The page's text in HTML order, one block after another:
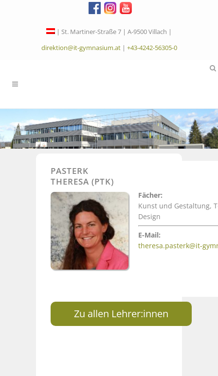
| St. Martiner-Straße 7 | A-9500 Villach |
direktion@it-gymnasium.at| +43-4242-56305-0
PASTERK
THERESA (PTK)
Fächer:
Kunst und Gestaltung,
Design
E-Mail:
theresa.pasterk@it-
Zu allen Lehrer:innen